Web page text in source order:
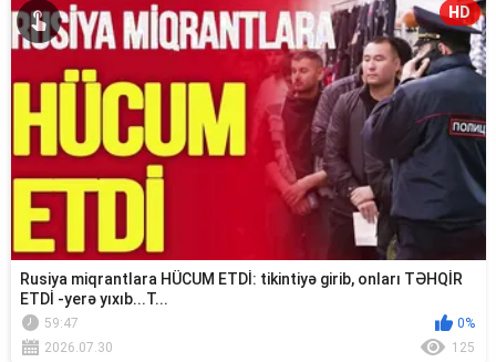
HD
Rusiya miqrantlara HÜCUM ETDİ: tikintiyə girib, onları TƏHQİR
ETDİ -yerə yıxıb...T...
59:47
0%
2026.07.30
125